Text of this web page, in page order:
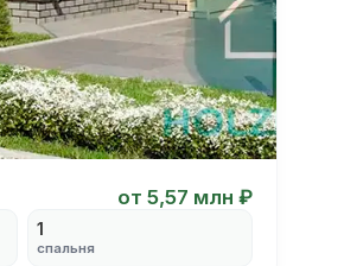
от 5,57 млн ₽
1
спальня